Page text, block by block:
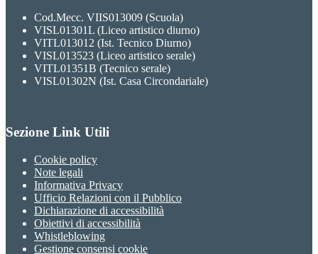
Cod.Mecc. VIIS013009 (Scuola)
VISL01301L (Liceo artistico diurno)
VITL013012 (Ist. Tecnico Diurno)
VISL013523 (Liceo artistico serale)
VITL01351B (Tecnico serale)
VISL01302N (Ist. Casa Circondariale)
Sezione Link Utili
Cookie policy
Note legali
Informativa Privacy
Ufficio Relazioni con il Pubblico
Dichiarazione di accessibilità
Obiettivi di accessibilità
Whistleblowing
Gestione consensi cookie